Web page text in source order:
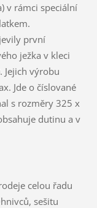
v rámci speciální
první
ježka v kleci
Jejich výrobu
Jde o číslované
s rozměry 325 x
dutinu a v
celou řadu
sešitu